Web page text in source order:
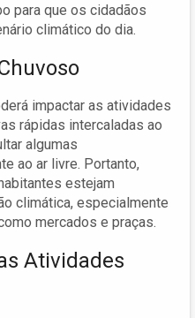
para que os cidadãos
climático do dia.
impactar as atividades
rápidas intercaladas ao
algumas
ao ar livre. Portanto,
estejam
climática, especialmente
mercados e praças.
Atividades